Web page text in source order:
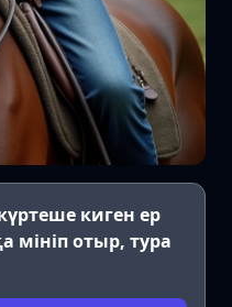
киген ер
мініп отыр, тура